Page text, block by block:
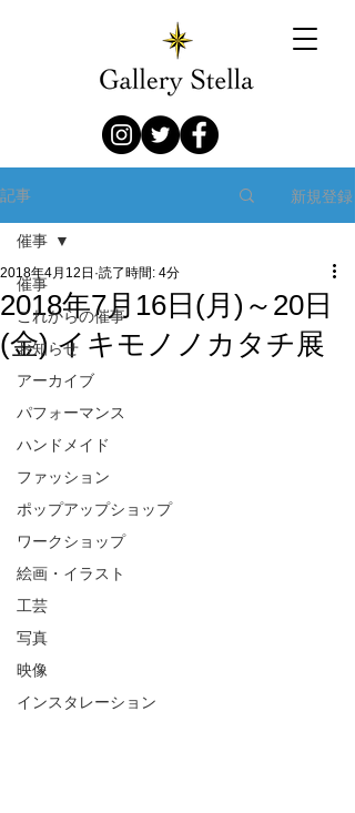
記事 新規登録
催事
これからの催事
お知らせ
アーカイブ
パフォーマンス
ハンドメイド
ファッション
ポップアップショップ
ワークショップ
絵画・イラスト
工芸
写真
映像
インスタレーション
催事
2018年7月16日(月)～20日
(金) イキモノノカタチ展
2018年4月12日 読了時間: 4分